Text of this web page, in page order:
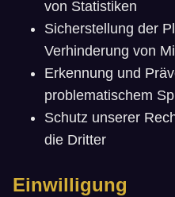
von Statistiken
Sicherstellung der
Verhinderung von
Erkennung und
problematischem
Schutz unserer
die Dritter
Einwilligung